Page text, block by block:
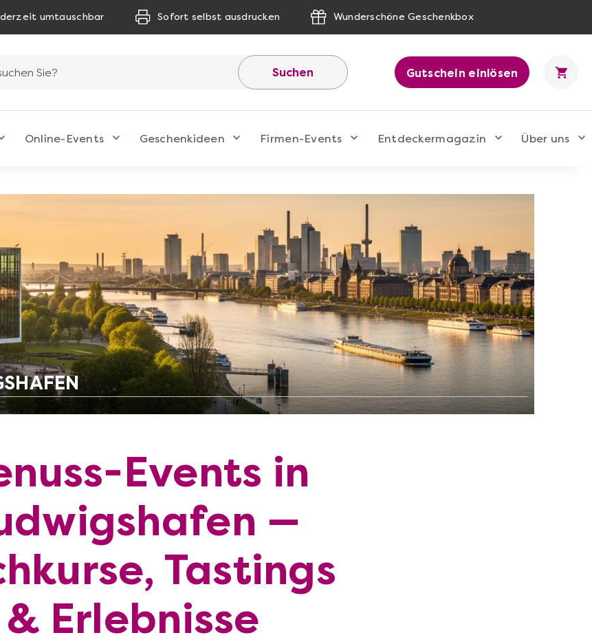
umtauschbar Sofort selbst ausdrucken Wunderschöne Geschenkbox
Suchen Gutschein einlösen
Online-Events Geschenkideen Firmen-Events Entdeckermagazin Über uns
Events in
—
Tastings
& Erlebnisse